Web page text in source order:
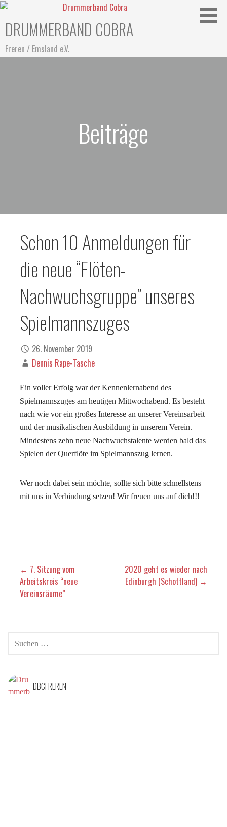
Zum
springen
DRUMMERBAND COBRA
Freren / Emsland e.V.
Beiträge
Schon 10 Anmeldungen für
die neue “Flöten-
Nachwuchsgruppe” unseres
Spielmannszuges
26. November 2019
Dennis Rape-Tasche
Ein voller Erfolg war der Kennenlernabend des
Spielmannszuges am heutigen Mittwochabend. Es besteht
nach wie vor ein großes Interesse an unserer Vereinsarbeit
und der musikalischen Ausbildung in unserem Verein.
Mindestens zehn neue Nachwuchstalente werden bald das
Spielen der Querflöte im Spielmannszug lernen.
Wer noch dabei sein möchte, sollte sich bitte schnellstens
mit uns in Verbindung setzen! Wir freuen uns auf dich!!!
Beitragsnavigation
← 7. Sitzung vom
Arbeitskreis “neue
Vereinsräume”
2020 geht es wieder nach
Edinburgh (Schottland) →
SUCHEN
NACH:
DBCFREREN